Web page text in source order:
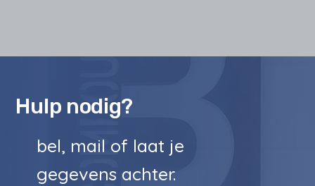
Hulp nodig?
bel, mail of laat je
gegevens achter.